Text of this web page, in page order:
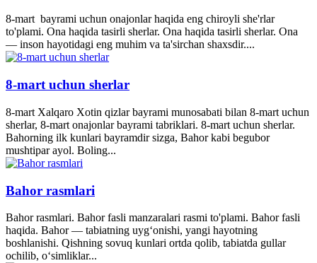
8-mart bayrami uchun onajonlar haqida eng chiroyli she'rlar
to'plami. Ona haqida tasirli sherlar. Ona haqida tasirli sherlar. Ona
— inson hayotidagi eng muhim va ta'sirchan shaxsdir....
8-mart uchun sherlar
8-mart Xalqaro Xotin qizlar bayrami munosabati bilan 8-mart uchun
sherlar, 8-mart onajonlar bayrami tabriklari. 8-mart uchun sherlar.
Bahorning ilk kunlari bayramdir sizga, Bahor kabi begubor
mushtipar ayol. Boling...
Bahor rasmlari
Bahor rasmlari. Bahor fasli manzaralari rasmi to'plami. Bahor fasli
haqida. Bahor — tabiatning uyg‘onishi, yangi hayotning
boshlanishi. Qishning sovuq kunlari ortda qolib, tabiatda gullar
ochilib, o‘simliklar...